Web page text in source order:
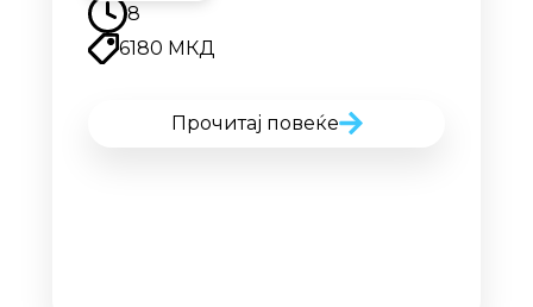
8
6180 МКД
Прочитај повеќе